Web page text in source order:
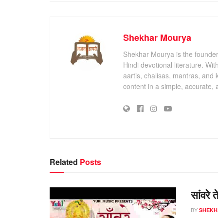
Shekhar Mourya
Shekhar Mourya is the
Hindi devotional literature.
aartis, chalisas, mantras, and
content in a simple, accurate,
Related Posts
सांवरे
BY